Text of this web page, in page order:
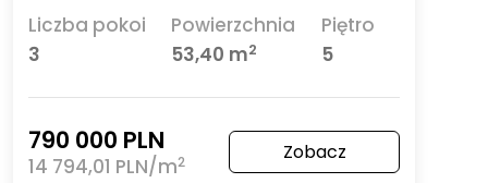
Liczba pokoi
3
Powierzchnia
53,40 m2
Piętro
5
790 000 PLN
14 794,01 PLN/m2 Zobacz